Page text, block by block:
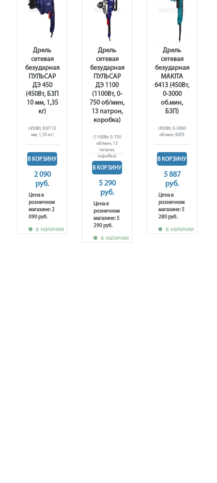
Дрель
сетевая
безударная
ПУЛЬСАР
ДЭ 450
(450Вт, БЗП
10 мм, 1,35
кг)
(450Вт, БЗП 10
мм, 1,35 кг)
В КОРЗИНУ
2 090
руб.
Цена в
розничном
магазине: 2
090 руб.
в наличии
Дрель
сетевая
безударная
ПУЛЬСАР
ДЭ 1100
(1100Вт, 0-
750 об/мин,
13 патрон,
коробка)
(1100Вт, 0-750
об/мин, 13
патрон,
коробка)
В КОРЗИНУ
5 290
руб.
Цена в
розничном
магазине: 5
290 руб.
в наличии
Дрель
сетевая
безударная
MAKITA
6413 (450Вт,
0-3000
об.мин,
БЗП)
(450Вт, 0-3000
об.мин, БЗП)
В КОРЗИНУ
5 887
руб.
Цена в
розничном
магазине: 5
280 руб.
в наличии